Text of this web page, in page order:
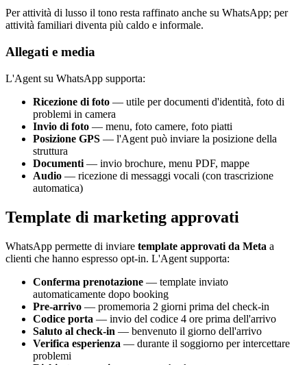
Per attività di lusso il tono resta raffinato anche su WhatsApp; per
attività familiari diventa più caldo e informale.
Allegati e media
L'Agent su WhatsApp supporta:
Ricezione di foto — utile per documenti d'identità, foto di
problemi in camera
Invio di foto — menu, foto camere, foto piatti
Posizione GPS — l'Agent può inviare la posizione della
struttura
Documenti — invio brochure, menu PDF, mappe
Audio — ricezione di messaggi vocali (con trascrizione
automatica)
Template di marketing approvati
WhatsApp permette di inviare template approvati da Meta a
clienti che hanno espresso opt-in. L'Agent supporta:
Conferma prenotazione — template inviato
automaticamente dopo booking
Pre-arrivo — promemoria 2 giorni prima del check-in
Codice porta — invio del codice 4 ore prima dell'arrivo
Saluto al check-in — benvenuto il giorno dell'arrivo
Verifica esperienza — durante il soggiorno per intercettare
problemi